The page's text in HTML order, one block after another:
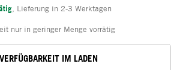
Lieferung in 2-3 Werktagen
nur in geringer Menge vorrätig
VERFÜGBARKEIT IM LADEN